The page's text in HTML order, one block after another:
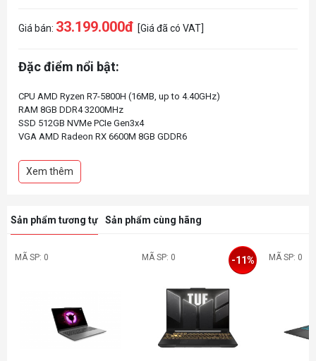
Giá bán: 33.199.000đ [Giá đã có VAT]
Đặc điểm nổi bật:
CPU AMD Ryzen R7-5800H (16MB, up to 4.40GHz)
RAM 8GB DDR4 3200MHz
SSD 512GB NVMe PCIe Gen3x4
VGA AMD Radeon RX 6600M 8GB GDDR6
Pin 4Cell 90WHrs
Color Black (Đen)
Xem thêm
Sản phẩm tương tự Sản phẩm cùng hãng
MÃ SP: 0 MÃ SP: 0 -11% MÃ SP: 0